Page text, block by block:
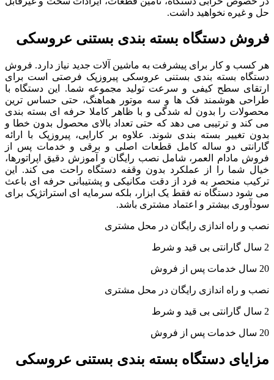
حل و غیره نخواهید داشت.
فروش دستگاه بسته بندی بستنی عروسکی
هر کسب و کار برای پیشرفت به ماشین آلات جدید نیاز دارد. فروش
دستگاه بسته بندی بستنی عروسکی پیروزپک فرصتی است برای
ارتقای سطح کیفی و سرعت تولید مجموعه شما. این دستگاه با
طراحی هوشمند فک ها و سه موتور هماهنگ، حتی حساس ترین
محصولات را بدون له شدگی و با ظاهر کاملا حرفه ای بسته بندی
می کند و ترتیبی می دهد که حتی تعداد بالای محصول بدون خطا و
بدون تغییر بسته بندی شوند. علاوه بر کارایی، پیروزپک با ارائه
گارانتی دو ساله کامل قطعات اصلی و برقی و خدمات پس از
فروش مادام العمر، شامل نصب رایگان و آموزش دقیق اپراتورها،
خیال شما را از عملکرد بدون وقفه دستگاه راحت می کند. این
ترکیب منحصر به فرد از دقت مکانیکی و پشتیبانی حرفه ای باعث
می شود دستگاه نه فقط یک ابزار، بلکه سرمایه ای استراتژیک برای
سودآوری بیشتر و اعتماد مشتری باشد.
نصب و راه اندازی رایگان در محل مشتری
2 سال گارانتی بی قید و شرط
20 سال خدمات پس از فروش
نصب و راه اندازی رایگان در محل مشتری
2 سال گارانتی بی قید و شرط
20 سال خدمات پس از فروش
مزایای دستگاه بسته بندی بستنی عروسکی